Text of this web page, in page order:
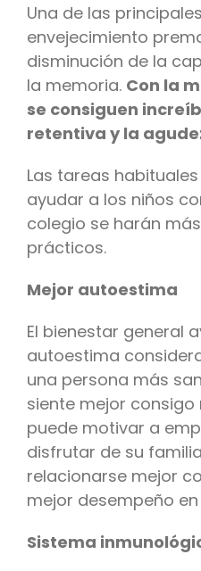
Una de las
envejecimiento
disminución de la
la memoria. Con la
se consiguen
retentiva y la
Las tareas
ayudar a los niños
colegio se harán
prácticos.
Mejor autoestima
El bienestar general
autoestima
una persona más
siente mejor consigo
puede motivar a
disfrutar de su
relacionarse mejor
mejor desempeño
Sistema